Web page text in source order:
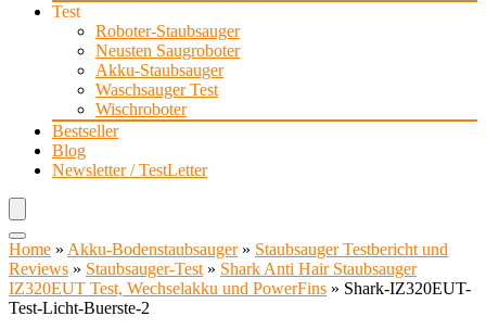
Test
Roboter-Staubsauger
Neusten Saugroboter
Akku-Staubsauger
Waschsauger Test
Wischroboter
Bestseller
Blog
Newsletter / TestLetter
Home » Akku-Bodenstaubsauger» Staubsauger Testbericht und
Reviews » Staubsauger-Test » Shark Anti Hair Staubsauger
IZ320EUT Test, Wechselakku und PowerFins » Shark-IZ320EUT-
Test-Licht-Buerste-2